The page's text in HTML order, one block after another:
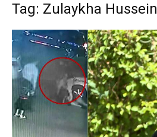
Tag: Zulaykha Hussein